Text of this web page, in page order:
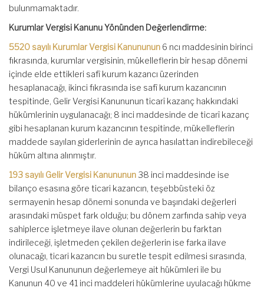
bulunmamaktadır.
Kurumlar Vergisi Kanunu Yönünden Değerlendirme:
5520 sayılı Kurumlar Vergisi Kanununun 6 ncı maddesinin birinci
fıkrasında, kurumlar vergisinin, mükelleflerin bir hesap dönemi
içinde elde ettikleri safî kurum kazancı üzerinden
hesaplanacağı, ikinci fıkrasında ise safî kurum kazancının
tespitinde, Gelir Vergisi Kanununun ticarî kazanç hakkındaki
hükümlerinin uygulanacağı; 8 inci maddesinde de ticarî kazanç
gibi hesaplanan kurum kazancının tespitinde, mükelleflerin
maddede sayılan giderlerinin de ayrıca hasılattan indirebileceği
hüküm altına alınmıştır.
193 sayılı Gelir Vergisi Kanununun 38 inci maddesinde ise
bilanço esasına göre ticari kazancın, teşebbüsteki öz
sermayenin hesap dönemi sonunda ve başındaki değerleri
arasındaki müspet fark olduğu; bu dönem zarfında sahip veya
sahiplerce işletmeye ilave olunan değerlerin bu farktan
indirileceği, işletmeden çekilen değerlerin ise farka ilave
olunacağı, ticari kazancın bu suretle tespit edilmesi sırasında,
Vergi Usul Kanununun değerlemeye ait hükümleri ile bu
Kanunun 40 ve 41 inci maddeleri hükümlerine uyulacağı hükme